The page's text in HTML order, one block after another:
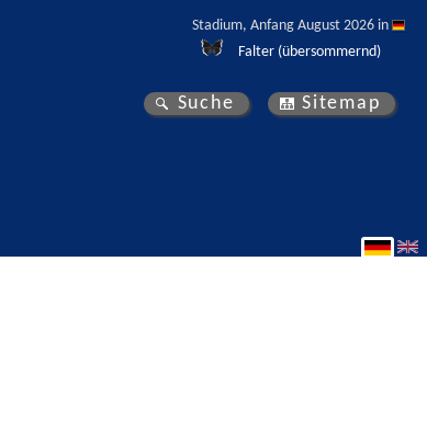
Stadium, Anfang August 2026 in
Falter (übersommernd)
Suche Sitemap